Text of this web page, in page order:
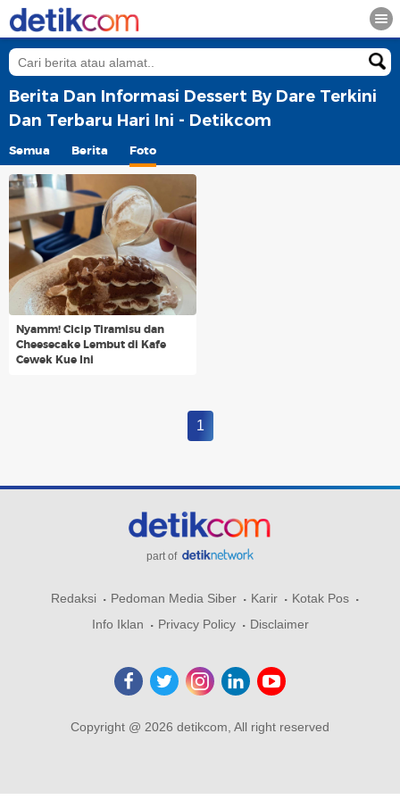
Berita Dan Informasi Dessert By Dare Terkini
Dan Terbaru Hari Ini - Detikcom
Semua Berita Foto
Nyamm! Cicip Tiramisu dan
Cheesecake Lembut di Kafe
Cewek Kue Ini
1
part of
Redaksi Pedoman Media Siber Karir
Kotak Pos
Info Iklan
Privacy Policy Disclaimer
Copyright @ 2026 detikcom, All right reserved